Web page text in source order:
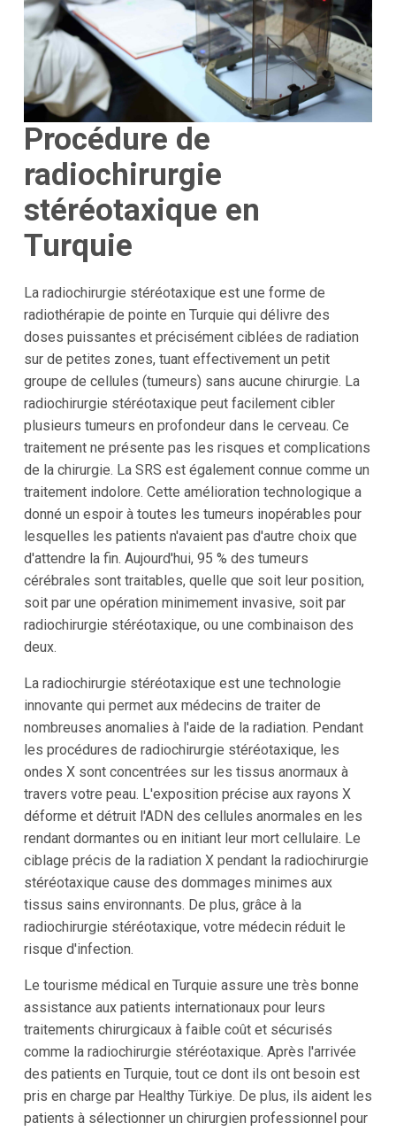
Procédure de
radiochirurgie
stéréotaxique en
Turquie
La radiochirurgie stéréotaxique est une forme de
radiothérapie de pointe en Turquie qui délivre des
doses puissantes et précisément ciblées de radiation
sur de petites zones, tuant effectivement un petit
groupe de cellules (tumeurs) sans aucune chirurgie. La
radiochirurgie stéréotaxique peut facilement cibler
plusieurs tumeurs en profondeur dans le cerveau. Ce
traitement ne présente pas les risques et complications
de la chirurgie. La SRS est également connue comme un
traitement indolore. Cette amélioration technologique a
donné un espoir à toutes les tumeurs inopérables pour
lesquelles les patients n'avaient pas d'autre choix que
d'attendre la fin. Aujourd'hui, 95 % des tumeurs
cérébrales sont traitables, quelle que soit leur position,
soit par une opération minimement invasive, soit par
radiochirurgie stéréotaxique, ou une combinaison des
deux.
La radiochirurgie stéréotaxique est une technologie
innovante qui permet aux médecins de traiter de
nombreuses anomalies à l'aide de la radiation. Pendant
les procédures de radiochirurgie stéréotaxique, les
ondes X sont concentrées sur les tissus anormaux à
travers votre peau. L'exposition précise aux rayons X
déforme et détruit l'ADN des cellules anormales en les
rendant dormantes ou en initiant leur mort cellulaire. Le
ciblage précis de la radiation X pendant la radiochirurgie
stéréotaxique cause des dommages minimes aux
tissus sains environnants. De plus, grâce à la
radiochirurgie stéréotaxique, votre médecin réduit le
risque d'infection.
Le tourisme médical en Turquie assure une très bonne
assistance aux patients internationaux pour leurs
traitements chirurgicaux à faible coût et sécurisés
comme la radiochirurgie stéréotaxique. Après l'arrivée
des patients en Turquie, tout ce dont ils ont besoin est
pris en charge par Healthy Türkiye. De plus, ils aident les
patients à sélectionner un chirurgien professionnel pour